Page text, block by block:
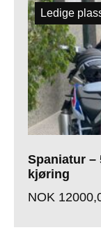
Spaniatur –
kjøring
NOK
Ledige